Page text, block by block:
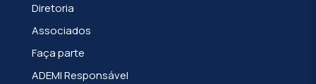
Diretoria
Associados
Faça parte
ADEMI Responsável